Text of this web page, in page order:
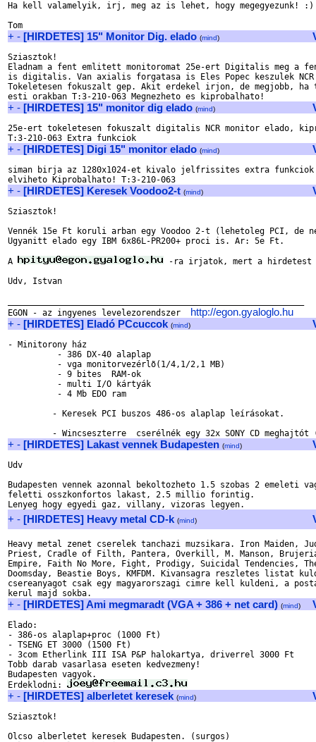
Ha kell valamelyik, irj, meg az is lehet, hogy megegyezunk! :)
+ - [HIRDETES] 15" Monitor Dig. elado (mind)
Sziasztok!
Eladnam a fent emlitett monitoromat 25e-ert Digitalis meg a
is digitalis. Van axialis forgatasa is Eles Popec keszulek NCR
Tokeletesen fokuszalt gep. Akit erdekel irjon, de megjobb, ha
+ - [HIRDETES] 15" monitor dig elado (mind)
25e-ert tokeletesen fokuszalt digitalis NCR monitor elado,
+ - [HIRDETES] Digi 15" monitor elado (mind)
siman birja az 1280x1024-et kivalo jelfrissites extra funkciok
+ - [HIRDETES] Keresek Voodoo2-t (mind)
Sziasztok!
Vennék 15e Ft koruli arban egy Voodoo 2-t (lehetoleg PCI, de
Ugyanitt elado egy IBM 6x86L-PR200+ proci is. Ar: 5e Ft.
A
-ra irjatok, mert a hirdetest
Udv, Istvan
EGON - az ingyenes levelezorendszer http://egon.gyaloglo.hu
+ - [HIRDETES] Eladó PCcuccok (mind)
- Minitorony ház
          - 386 DX-40 alaplap
          - vga monitorvezérlõ(1/4,1/2,1 MB)
          - 9 bites  RAM-ok
          - multi I/O kártyák
          - 4 Mb EDO ram
         - Keresek PCI buszos 486-os alaplap leírásokat.
+ - [HIRDETES] Lakast vennek Budapesten (mind)
Udv
Budapesten vennek azonnal bekoltozheto 1.5 szobas 2 emeleti
feletti osszkonfortos lakast, 2.5 millio forintig.
+ - [HIRDETES] Heavy metal CD-k (mind)
Heavy metal zenet cserelek tanchazi muzsikara. Iron Maiden,
Priest, Cradle of Filth, Pantera, Overkill, M. Manson,
Empire, Faith No More, Fight, Prodigy, Suicidal Tendencies,
Doomsday, Beastie Boys, KMFDM. Kivansagra reszletes listat
csereanyagot csak egy magyarorszagi cimre kell kuldeni, a
+ - [HIRDETES] Ami megmaradt (VGA + 386 + net card) (mind)
Elado:
- 386-os alaplap+proc (1000 Ft)
- TSENG ET 3000 (1500 Ft)
- 3com Etherlink III ISA P&P halokartya, driverrel 3000 Ft
Tobb darab vasarlasa eseten kedvezmeny!
Budapesten vagyok.
Erdeklodni:
+ - [HIRDETES] alberletet keresek (mind)
Sziasztok!
Olcso alberletet keresek Budapesten. (surgos)